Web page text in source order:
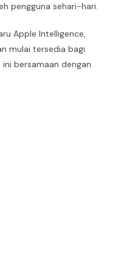
pengguna sehari-hari.
Apple Intelligence,
mulai tersedia bagi
bersamaan dengan